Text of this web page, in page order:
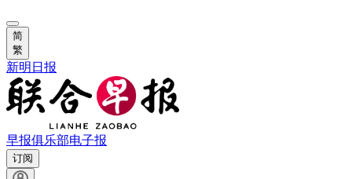
简
繁
新明日报
早报俱乐部电子报
订阅